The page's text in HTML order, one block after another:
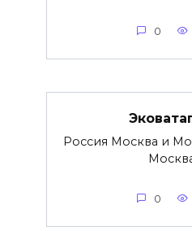
0
Россия Москва и
0